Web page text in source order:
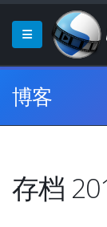
博客
存档